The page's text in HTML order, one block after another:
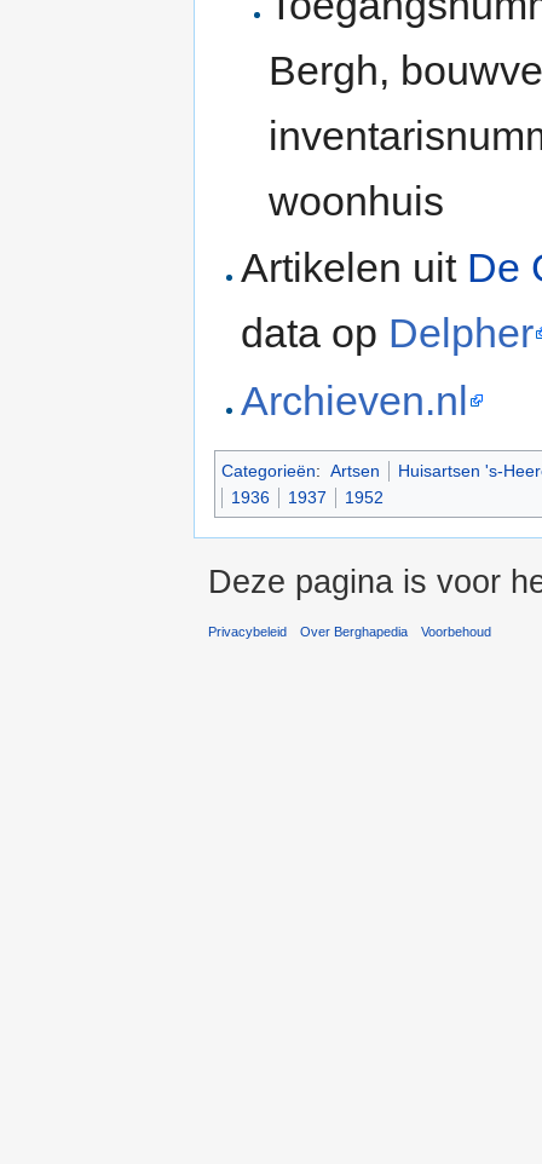
Bergh,
woonhuis
Artikelen uit De
data op Delpher
Archieven.nl
Categorieën: Artsen
Huisartsen 's-
1936
1937 1952
Deze pagina is voor
Privacybeleid Over Berghapedia Voorbehoud